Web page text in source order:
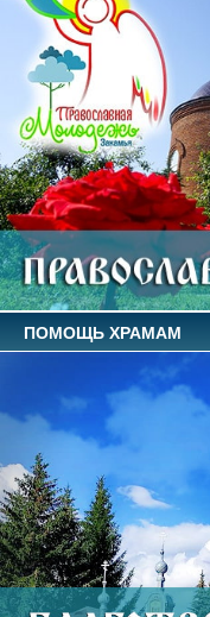
ПОМОЩЬ ХРАМАМ